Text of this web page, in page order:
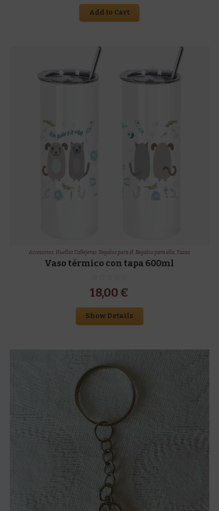
Add to Cart
Accesorios, Huellas Callejeras, Regalos para él, Regalos para ella, Tazas
Vaso térmico con tapa 600ml
18,00 €
Show Details